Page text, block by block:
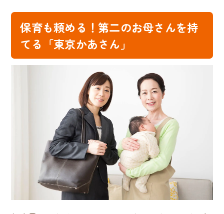
保育も頼める！第二のお母さんを持
てる「東京かあさん」